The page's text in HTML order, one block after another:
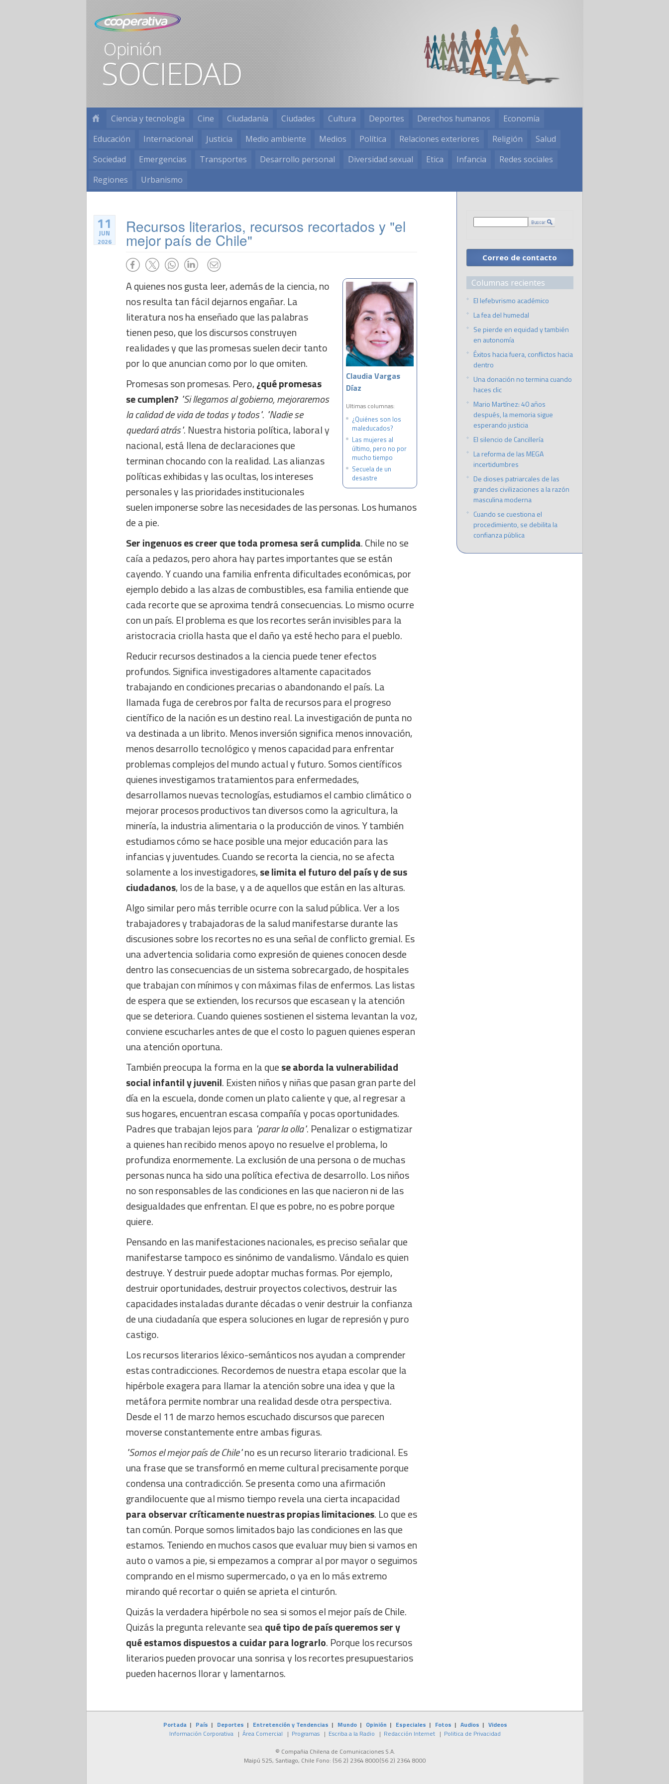
Ciencia y tecnología Cine Ciudadanía Ciudades Cultura Deportes Derechos humanos
Economía
Educación
Internacional Justicia Medio ambiente Medios Política Relaciones exteriores Religión
Salud
Sociedad
Emergencias Transportes Desarrollo personal Diversidad sexual Etica Infancia
Redes sociales
Regiones
Urbanismo
11
JUN
2026
Recursos literarios, recursos recortados y "el
mejor país de Chile"
Claudia Vargas
Díaz
Ultimas columnas:
¿Quiénes son los
maleducados?
Las mujeres al
último, pero no por
mucho tiempo
Secuela de un
desastre
A quienes nos gusta leer, además de la ciencia, no
nos resulta tan fácil dejarnos engañar. La
literatura nos ha enseñado que las palabras
tienen peso, que los discursos construyen
realidades y que las promesas suelen decir tanto
por lo que anuncian como por lo que omiten.
Promesas son promesas. Pero,¿qué promesas
se cumplen? "Si llegamos al gobierno, mejoraremos
la calidad de vida de todas y todos". "Nadie se
quedará atrás". Nuestra historia política, laboral y
nacional, está llena de declaraciones que
terminan chocando con la realidad. Las alianzas
políticas exhibidas y las ocultas, los intereses
personales y las prioridades institucionales
suelen imponerse sobre las necesidades de las personas. Los humanos
de a pie.
Ser ingenuos es creer que toda promesa será cumplida. Chile no se
caía a pedazos, pero ahora hay partes importantes que se están
cayendo. Y cuando una familia enfrenta dificultades económicas, por
ejemplo debido a las alzas de combustibles, esa familia entiende que
cada recorte que se aproxima tendrá consecuencias. Lo mismo ocurre
con un país. El problema es que los recortes serán invisibles para la
aristocracia criolla hasta que el daño ya esté hecho para el pueblo.
Reducir recursos destinados a la ciencia puede tener efectos
profundos. Significa investigadores altamente capacitados
trabajando en condiciones precarias o abandonando el país. La
llamada fuga de cerebros por falta de recursos para el progreso
científico de la nación es un destino real. La investigación de punta no
va destinada a un librito. Menos inversión significa menos innovación,
menos desarrollo tecnológico y menos capacidad para enfrentar
problemas complejos del mundo actual y futuro. Somos científicos
quienes investigamos tratamientos para enfermedades,
desarrollamos nuevas tecnologías, estudiamos el cambio climático o
mejorar procesos productivos tan diversos como la agricultura, la
minería, la industria alimentaria o la producción de vinos. Y también
estudiamos cómo se hace posible una mejor educación para las
infancias y juventudes. Cuando se recorta la ciencia, no se afecta
solamente a los investigadores,se limita el futuro del país y de sus
ciudadanos, los de la base, y a de aquellos que están en las alturas.
Algo similar pero más terrible ocurre con la salud pública. Ver a los
trabajadores y trabajadoras de la salud manifestarse durante las
discusiones sobre los recortes no es una señal de conflicto gremial. Es
una advertencia solidaria como expresión de quienes conocen desde
dentro las consecuencias de un sistema sobrecargado, de hospitales
que trabajan con mínimos y con máximas filas de enfermos. Las listas
de espera que se extienden, los recursos que escasean y la atención
que se deteriora. Cuando quienes sostienen el sistema levantan la voz,
conviene escucharles antes de que el costo lo paguen quienes esperan
una atención oportuna.
También preocupa la forma en la quese aborda la vulnerabilidad
social infantil y juvenil. Existen niños y niñas que pasan gran parte del
día en la escuela, donde comen un plato caliente y que, al regresar a
sus hogares, encuentran escasa compañía y pocas oportunidades.
Padres que trabajan lejos para "parar la olla". Penalizar o estigmatizar
a quienes han recibido menos apoyo no resuelve el problema, lo
profundiza enormemente. La exclusión de una persona o de muchas
personas nunca ha sido una política efectiva de desarrollo. Los niños
no son responsables de las condiciones en las que nacieron ni de las
desigualdades que enfrentan. El que es pobre, no es pobre porque
quiere.
Pensando en las manifestaciones nacionales, es preciso señalar que
manifestarse tampoco es sinónimo de vandalismo. Vándalo es quien
destruye. Y destruir puede adoptar muchas formas. Por ejemplo,
destruir oportunidades, destruir proyectos colectivos, destruir las
capacidades instaladas durante décadas o venir destruir la confianza
de una ciudadanía que espera soluciones en lugar de represión y puro
castigo.
Los recursos literarios léxico-semánticos nos ayudan a comprender
estas contradicciones. Recordemos de nuestra etapa escolar que la
hipérbole exagera para llamar la atención sobre una idea y que la
metáfora permite nombrar una realidad desde otra perspectiva.
Desde el 11 de marzo hemos escuchado discursos que parecen
moverse constantemente entre ambas figuras.
"Somos el mejor país de Chile"no es un recurso literario tradicional. Es
una frase que se transformó en meme cultural precisamente porque
condensa una contradicción. Se presenta como una afirmación
grandilocuente que al mismo tiempo revela una cierta incapacidad
para observar críticamente nuestras propias limitaciones. Lo que es
tan común. Porque somos limitados bajo las condiciones en las que
estamos. Teniendo en muchos casos que evaluar muy bien si vamos en
auto o vamos a pie, si empezamos a comprar al por mayor o seguimos
comprando en el mismo supermercado, o ya en lo más extremo
mirando qué recortar o quién se aprieta el cinturón.
Quizás la verdadera hipérbole no sea si somos el mejor país de Chile.
Quizás la pregunta relevante seaqué tipo de país queremos ser y
qué estamos dispuestos a cuidar para lograrlo. Porque los recursos
literarios pueden provocar una sonrisa y los recortes presupuestarios
pueden hacernos llorar y lamentarnos.
Correo de contacto
Columnas recientes
El lefebvrismo académico
La fea del humedal
Se pierde en equidad y también
en autonomía
Éxitos hacia fuera, conflictos hacia
dentro
Una donación no termina cuando
haces clic
Mario Martínez: 40 años
después, la memoria sigue
esperando justicia
El silencio de Cancillería
La reforma de las MEGA
incertidumbres
De dioses patriarcales de las
grandes civilizaciones a la razón
masculina moderna
Cuando se cuestiona el
procedimiento, se debilita la
confianza pública
Portada| País | Deportes | Entretención y Tendencias | Mundo| Opinión | Especiales | Fotos | Audios | Videos
Información Corporativa | Área Comercial | Programas | Escriba a la Radio | Redacción Internet | Politica de Privacidad
© Compañia Chilena de Comunicaciones S.A.
Maipú 525, Santiago, Chile Fono: (56 2) 2364 8000(56 2) 2364 8000